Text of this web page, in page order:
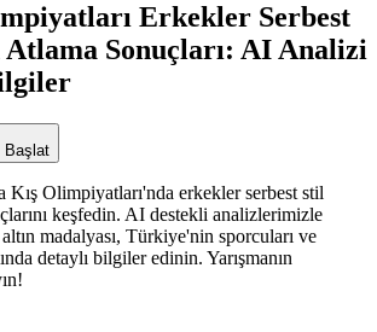
Erkekler Serbest
Sonuçları: AI Analizi
Başlat
Olimpiyatları'nda erkekler serbest stil
keşfedin. AI destekli analizlerimizle
madalyası, Türkiye'nin sporcuları ve
detaylı bilgiler edinin. Yarışmanın